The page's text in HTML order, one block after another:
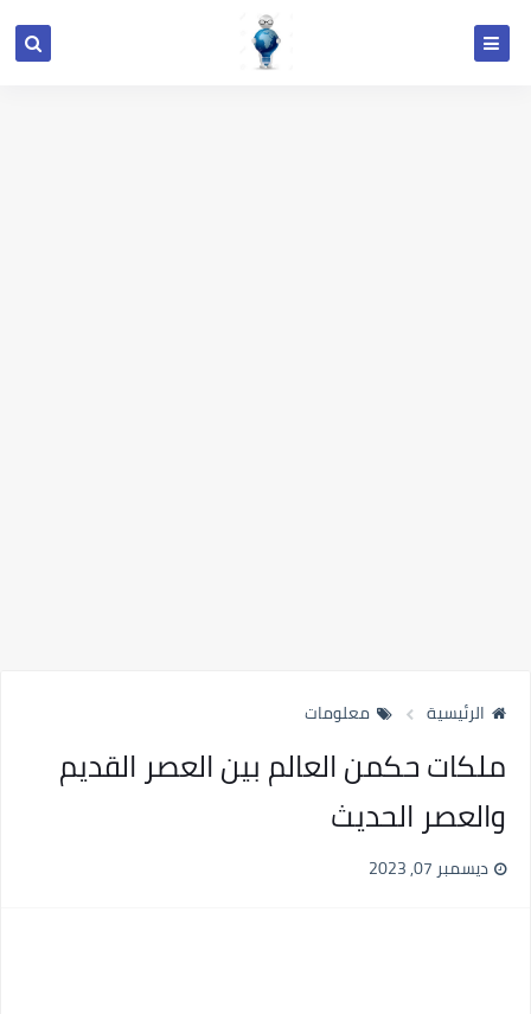
الرئيسية معلومات
ملكات حكمن العالم بين العصر القديم
والعصر الحديث
ديسمبر 07, 2023